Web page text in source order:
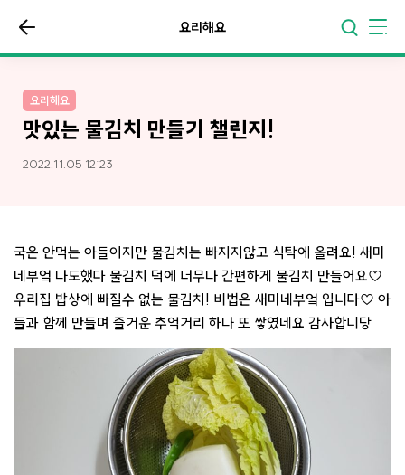
요리해요
요리해요
맛있는 물김치 만들기 챌린지!
2022.11.05 12:23
국은 안먹는 아들이지만 물김치는 빠지지않고 식탁에 올려요! 새미
네부엌 나도했다 물김치 덕에 너무나 간편하게 물김치 만들어요♡
우리집 밥상에 빠질수 없는 물김치! 비법은 새미네부엌 입니다♡ 아
들과 함께 만들며 즐거운 추억거리 하나 또 쌓였네요 감사합니당